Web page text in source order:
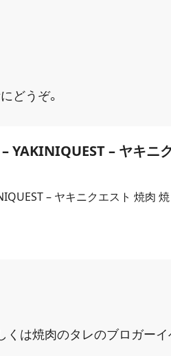
どうぞ。
– YAKINIQUEST – ヤキニ
– ヤキニクエスト 焼肉
くは焼肉のタレのブロガー